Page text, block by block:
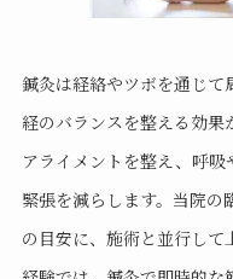
鍼灸は経絡やツボを通じ
経のバランスを整える効果
アライメントを整え、呼
緊張を減らします。当院の
の目安に、施術と並行し